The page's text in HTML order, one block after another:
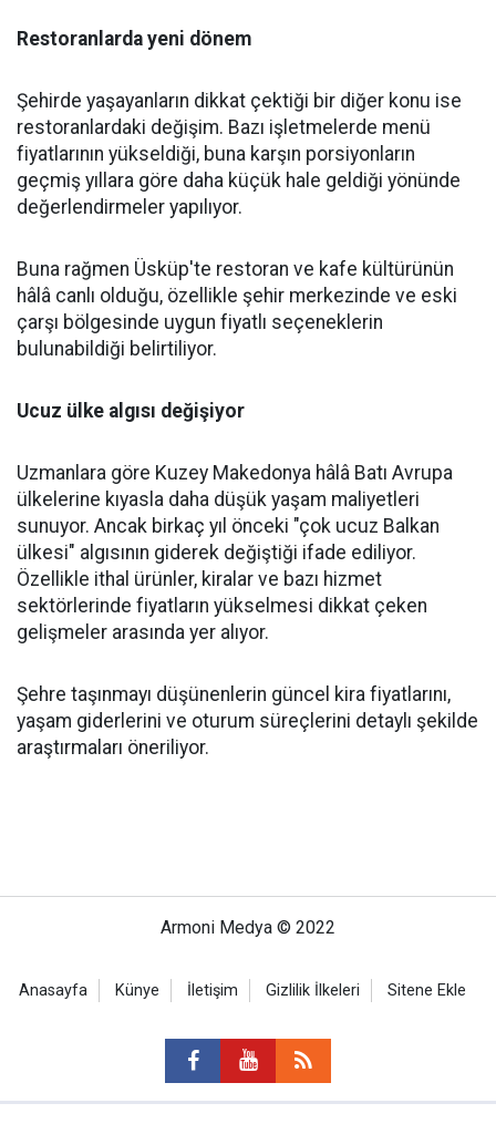
Restoranlarda yeni dönem
Şehirde yaşayanların dikkat çektiği bir diğer konu ise
restoranlardaki değişim. Bazı işletmelerde menü
fiyatlarının yükseldiği, buna karşın porsiyonların
geçmiş yıllara göre daha küçük hale geldiği yönünde
değerlendirmeler yapılıyor.
Buna rağmen Üsküp'te restoran ve kafe kültürünün
hâlâ canlı olduğu, özellikle şehir merkezinde ve eski
çarşı bölgesinde uygun fiyatlı seçeneklerin
bulunabildiği belirtiliyor.
Ucuz ülke algısı değişiyor
Uzmanlara göre Kuzey Makedonya hâlâ Batı Avrupa
ülkelerine kıyasla daha düşük yaşam maliyetleri
sunuyor. Ancak birkaç yıl önceki "çok ucuz Balkan
ülkesi" algısının giderek değiştiği ifade ediliyor.
Özellikle ithal ürünler, kiralar ve bazı hizmet
sektörlerinde fiyatların yükselmesi dikkat çeken
gelişmeler arasında yer alıyor.
Şehre taşınmayı düşünenlerin güncel kira fiyatlarını,
yaşam giderlerini ve oturum süreçlerini detaylı şekilde
araştırmaları öneriliyor.
Armoni Medya © 2022
Anasayfa Künye İletişim Gizlilik İlkeleri Sitene Ekle